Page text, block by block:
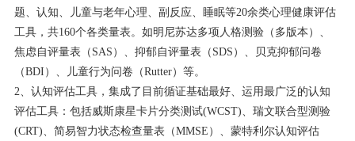
题、认知、儿童与老年心理、副反应、睡眠等20余类心理健康评估
工具，共160个各类量表。如明尼苏达多项人格测验（多版本）、
焦虑自评量表（SAS）、抑郁自评量表（SDS）、贝克抑郁问卷
（BDI）、儿童行为问卷（Rutter）等。
2、认知评估工具，集成了目前循证基础最好、运用最广泛的认知
评估工具：包括威斯康星卡片分类测试(WCST)、瑞文联合型测验
(CRT)、简易智力状态检查量表（MMSE）、蒙特利尔认知评估